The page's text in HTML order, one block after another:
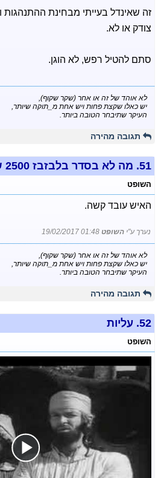
זה שאינדל בעייתי מבחינת ההתנהגות
צודק או לא.
סתם להטיל רפש, לא הוגן.
לא אוהד של זה או אחר (שקר שקוף),
יש כאלו שקצת פחות ויש אחת מ_תוקה שיותר,
העיקר שתיבחר הטובה ביותר.
תגובה מהירה
51. מה לא בסדר בלבזבז 2500 שח בשבוע?
השופט
האיש עובד קשה.
נערך ע"י השופט 19/02/2017 01:48
לא אוהד של זה או אחר (שקר שקוף),
יש כאלו שקצת פחות ויש אחת מ_תוקה שיותר,
העיקר שתיבחר הטובה ביותר.
תגובה מהירה
52. עליות
השופט